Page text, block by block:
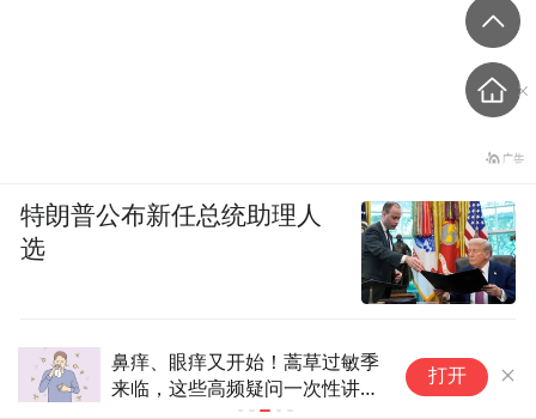
鼻痒、眼痒又开始！蒿草过敏季
来临，这些高频疑问一次性讲清
~|时令节气与健康
打开
特朗普公布新任总统助理人
选